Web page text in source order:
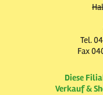
Tel.
Fax
Diese
Verkauf &